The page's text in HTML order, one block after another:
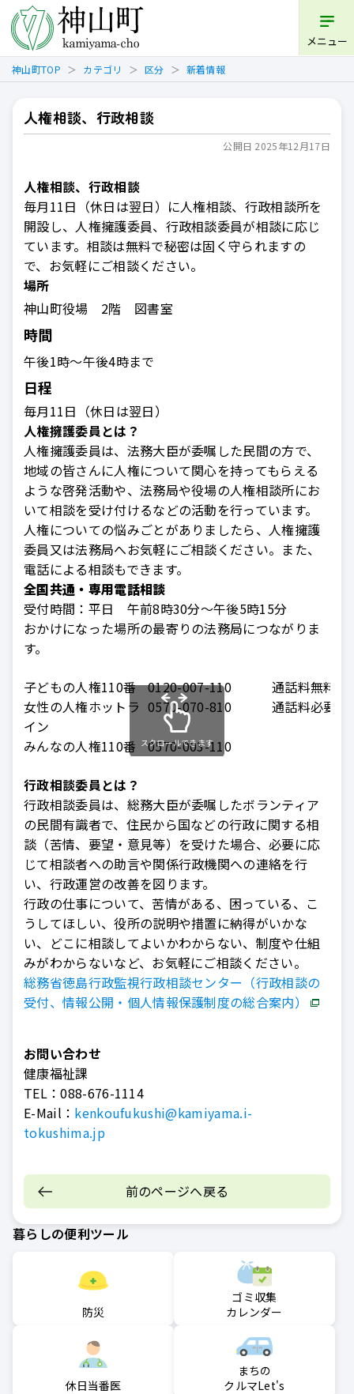
メニュー
神山町TOP カテゴリ 区分 新着情報
人権相談、行政相談
公開日 2025年12月17日
人権相談、行政相談
毎月11日（休日は翌日）に人権相談、行政相談所を
開設し、人権擁護委員、行政相談委員が相談に応じ
ています。相談は無料で秘密は固く守られますの
で、お気軽にご相談ください。
場所
神山町役場 2階 図書室
時間
午後1時～午後4時まで
日程
毎月11日（休日は翌日）
人権擁護委員とは？
人権擁護委員は、法務大臣が委嘱した民間の方で、
地域の皆さんに人権について関心を持ってもらえる
ような啓発活動や、法務局や役場の人権相談所にお
いて相談を受け付けるなどの活動を行っています。
人権についての悩みごとがありましたら、人権擁護
委員又は法務局へお気軽にご相談ください。また、
電話による相談もできます。
全国共通・専用電話相談
受付時間：平日 午前8時30分～午後5時15分
おかけになった場所の最寄りの法務局につながりま
す。
子どもの人権110番 0120-007-110
通話料無料
女性の人権ホットラ
イン
0570-070-810 通話料必要
みんなの人権110番 0570-003-110
スクロールできます
行政相談委員とは？
行政相談委員は、総務大臣が委嘱したボランティア
の民間有識者で、住民から国などの行政に関する相
談（苦情、要望・意見等）を受けた場合、必要に応
じて相談者への助言や関係行政機関への連絡を行
い、行政運営の改善を図ります。
行政の仕事について、苦情がある、困っている、こ
うしてほしい、役所の説明や措置に納得がいかな
い、どこに相談してよいかわからない、制度や仕組
みがわからないなど、お気軽にご相談ください。
総務省徳島行政監視行政相談センター（行政相談の
受付、情報公開・個人情報保護制度の総合案内）
お問い合わせ
健康福祉課
TEL：088-676-1114
E-Mail： kenkoufukushi@kamiyama.i-
tokushima.jp
前のページへ戻る
暮らしの便利ツール
防災
ゴミ収集
カレンダー
休日当番医
まちの
クルマLet's